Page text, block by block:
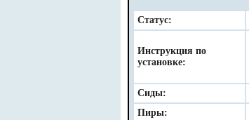
Статус:
Инструкция по
установке:
Сиды:
Пиры: